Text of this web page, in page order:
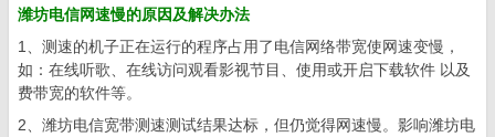
潍坊电信网速慢的原因及解决办法
1、测速的机子正在运行的程序占用了电信网络带宽使网速变慢，
如：在线听歌、在线访问观看影视节目、使用或开启下载软件 以及
费带宽的软件等。
2、潍坊电信宽带测速测试结果达标，但仍觉得网速慢。影响潍坊电